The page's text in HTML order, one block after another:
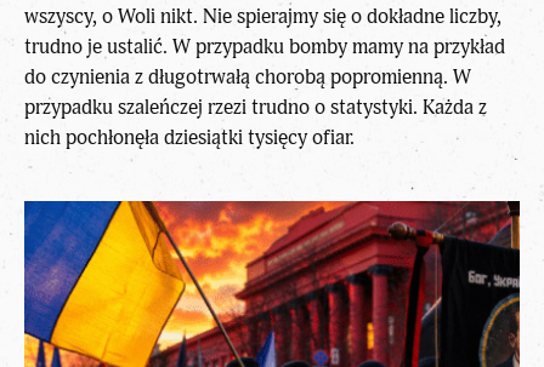
wszyscy, o Woli nikt. Nie spierajmy się o dokładne liczby,
trudno je ustalić. W przypadku bomby mamy na przykład
do czynienia z długotrwałą chorobą popromienną. W
przypadku szaleńczej rzezi trudno o statystyki. Każda z
nich pochłonęła dziesiątki tysięcy ofiar.